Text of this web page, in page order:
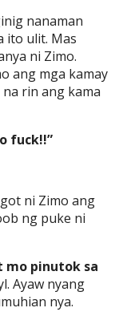
nanaman
ito ulit. Mas
ni Zimo.
ang mga kamay
rin ang kama
fuck!!”
ni Zimo ang
ng puke ni
mo pinutok sa
Ayaw nyang
nya.